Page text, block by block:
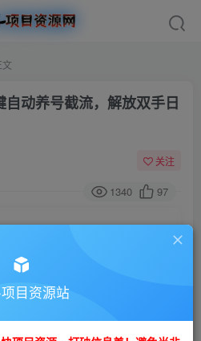
文
动养号截流，解放双手日
关注
1340 97
查看
金币99
目资源站